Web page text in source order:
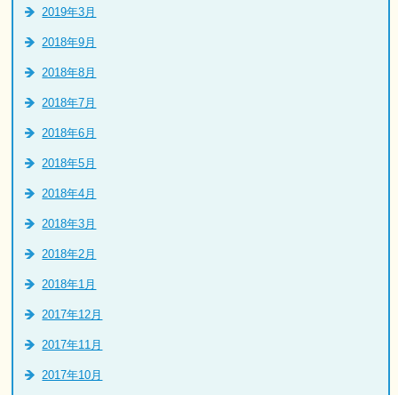
2019年3月
2018年9月
2018年8月
2018年7月
2018年6月
2018年5月
2018年4月
2018年3月
2018年2月
2018年1月
2017年12月
2017年11月
2017年10月